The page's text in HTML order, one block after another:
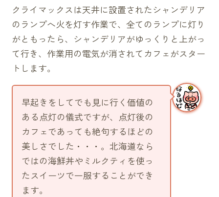
クライマックスは天井に設置されたシャンデリア
のランプへ火を灯す作業で、全てのランプに灯り
がともったら、シャンデリアがゆっくりと上がっ
て行き、作業用の電気が消されてカフェがスター
トします。
早起きをしてでも見に行く価値の
ある点灯の儀式ですが、点灯後の
カフェであっても絶句するほどの
美しさでした・・・。北海道なら
ではの海鮮丼やミルクティを使っ
たスイーツで一服することができ
ます。